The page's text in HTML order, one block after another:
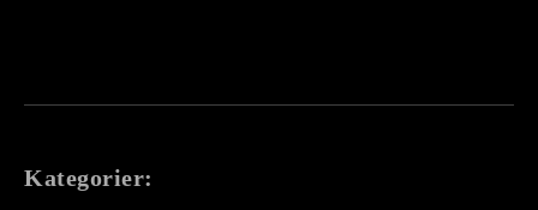
Kategorier: